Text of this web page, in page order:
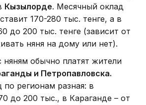
Кызылорде. Месячный оклад
170-280 тыс. тенге, а в
до 200 тыс. тенге (зависит от
няня на дому или нет).
няням обычно платят жители
и Петропавловска.
по регионам разная: в
до 200 тыс., в Караганде – от